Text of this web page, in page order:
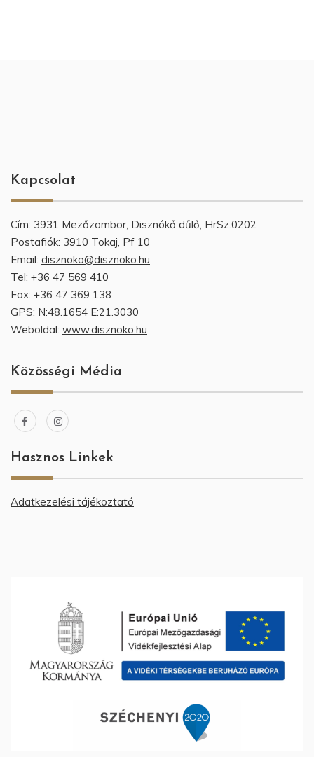
Kapcsolat
Cím: 3931 Mezőzombor, Disznókő dűlő, HrSz.0202
Postafiók: 3910 Tokaj, Pf 10
Email: disznoko@disznoko.hu
Tel: +36 47 569 410
Fax: +36 47 369 138
GPS: N:48.1654 E:21.3030
Weboldal: www.disznoko.hu
Közösségi Média
Hasznos Linkek
Adatkezelési tájékoztató